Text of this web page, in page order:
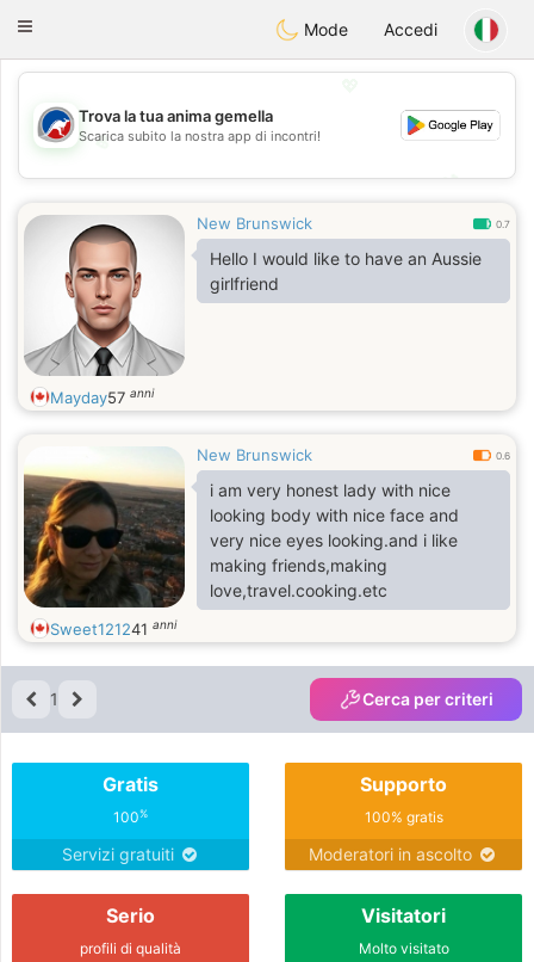
AustraliaChat
Toggle
Mode Accedi
💖
💕
Trova la tua anima gemella
Scarica subito la nostra app di incontri!
New Brunswick 0.7
Hello I would like to have an Aussie
girlfriend
Mayday57 anni
New Brunswick 0.6
i am very honest lady with nice
looking body with nice face and
very nice eyes looking.and i like
making friends,making
love,travel.cooking.etc
Sweet121241 anni
1 Cerca per criteri
Gratis
100%
Servizi gratuiti
Supporto
100% gratis
Moderatori in ascolto
Serio
profili di qualità
Visitatori
Molto visitato